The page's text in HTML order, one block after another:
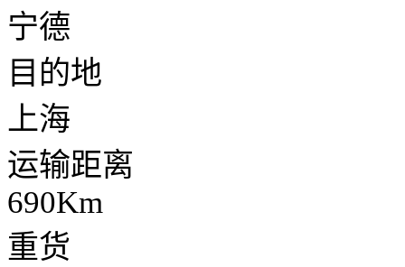
宁德
目的地
上海
运输距离
690Km
重货